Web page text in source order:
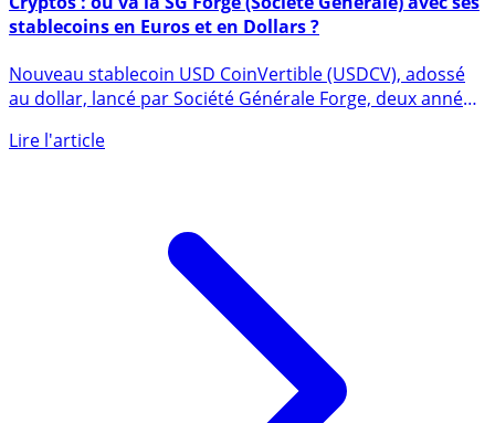
stablecoins en Euros et en Dollars ?
au dollar, lancé par Société Générale Forge, deux années